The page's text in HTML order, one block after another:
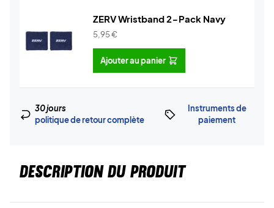
ZERV Wristband 2-Pack Navy
5,95€
Ajouter au panier
30 jours
politique de retour complète
Instruments de
paiement
DESCRIPTION DU PRODUIT